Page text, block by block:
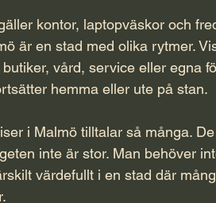
kontor, laptopväskor och
är en stad med olika rytmer.
vård, service eller egna
hemma eller ute på stan.
i Malmö tilltalar så många.
inte är stor. Man behöver
värdefullt i en stad där